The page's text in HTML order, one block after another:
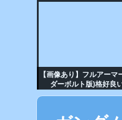
【画像あり】フルアーマ
ダーボルト版)格好良